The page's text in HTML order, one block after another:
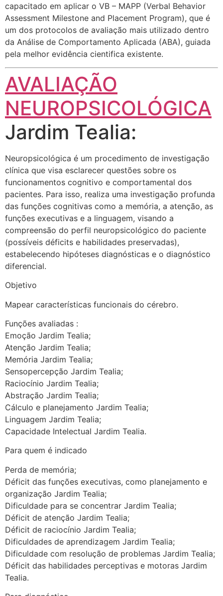
capacitado em aplicar o VB – MAPP (Verbal Behavior
Assessment Milestone and Placement Program), que é
um dos protocolos de avaliação mais utilizado dentro
da Análise de Comportamento Aplicada (ABA), guiada
pela melhor evidência cientifica existente.
AVALIAÇÃO
NEUROPSICOLÓGICA
Jardim Tealia:
Neuropsicológica é um procedimento de investigação
clínica que visa esclarecer questões sobre os
funcionamentos cognitivo e comportamental dos
pacientes. Para isso, realiza uma investigação profunda
das funções cognitivas como a memória, a atenção, as
funções executivas e a linguagem, visando a
compreensão do perfil neuropsicológico do paciente
(possíveis déficits e habilidades preservadas),
estabelecendo hipóteses diagnósticas e o diagnóstico
diferencial.
Objetivo
Mapear características funcionais do cérebro.
Funções avaliadas :
Emoção Jardim Tealia;
Atenção Jardim Tealia;
Memória Jardim Tealia;
Sensopercepção Jardim Tealia;
Raciocínio Jardim Tealia;
Abstração Jardim Tealia;
Cálculo e planejamento Jardim Tealia;
Linguagem Jardim Tealia;
Capacidade Intelectual Jardim Tealia.
Para quem é indicado
Perda de memória;
Déficit das funções executivas, como planejamento e
organização Jardim Tealia;
Dificuldade para se concentrar Jardim Tealia;
Déficit de atenção Jardim Tealia;
Déficit de raciocínio Jardim Tealia;
Dificuldades de aprendizagem Jardim Tealia;
Dificuldade com resolução de problemas Jardim Tealia;
Déficit das habilidades perceptivas e motoras Jardim
Tealia.